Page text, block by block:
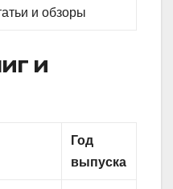
и обзоры
и
Год
выпуска